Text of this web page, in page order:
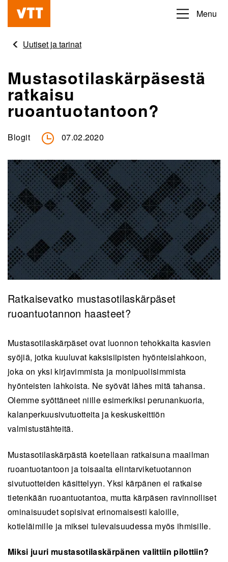
Hyppää
pääsisältöön
Beyond
obvious
Menu
Uutiset ja tarinat
Mustasotilaskärpäsestä
ratkaisu
ruoantuotantoon?
Blogit 07.02.2020
Ratkaisevatko mustasotilaskärpäset
ruoantuotannon haasteet?
Mustasotilaskärpäset ovat luonnon tehokkaita kasvien
syöjiä, jotka kuuluvat kaksisiipisten hyönteislahkoon,
joka on yksi kirjavimmista ja monipuolisimmista
hyönteisten lahkoista. Ne syövät lähes mitä tahansa.
Olemme syöttäneet niille esimerkiksi perunankuoria,
kalanperkuusivutuotteita ja keskuskeittiön
valmistustähteitä.
Mustasotilaskärpästä koetellaan ratkaisuna maailman
ruoantuotantoon ja toisaalta elintarviketuotannon
sivutuotteiden käsittelyyn. Yksi kärpänen ei ratkaise
tietenkään ruoantuotantoa, mutta kärpäsen ravinnolliset
ominaisuudet sopisivat erinomaisesti kaloille,
kotieläimille ja miksei tulevaisuudessa myös ihmisille.
Miksi juuri mustasotilaskärpänen valittiin pilottiin?